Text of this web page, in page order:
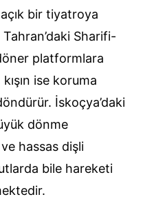
bir tiyatroya
Sharifi-
platformlara
ise koruma
İskoçya’daki
dönme
hassas dişli
bile hareketi